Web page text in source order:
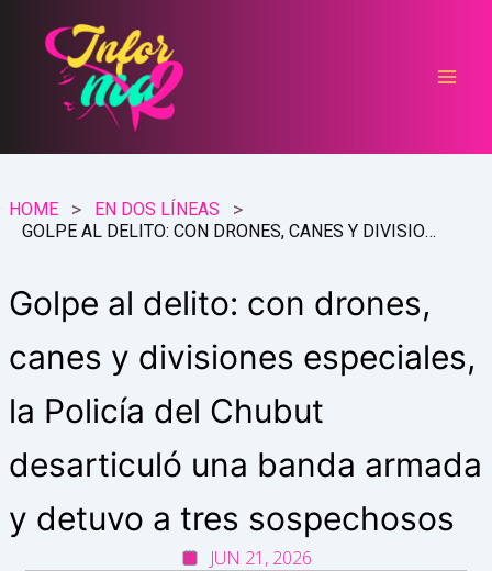
contenido
HOME
EN DOS LÍNEAS
GOLPE AL DELITO: CON DRONES, CANES Y DIVISIONES ESPECIALES, LA POLICÍA DEL CHUBUT DESARTICULÓ UNA BANDA ARMADA Y DETUVO A TRES SOSPECHOSOS
Golpe al delito: con drones,
canes y divisiones especiales,
la Policía del Chubut
desarticuló una banda armada
y detuvo a tres sospechosos
JUN 21, 2026